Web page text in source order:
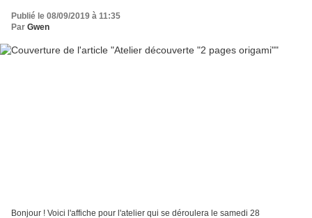
Publié le 08/09/2019 à 11:35
Par Gwen
Bonjour ! Voici l'affiche pour l'atelier qui se déroulera le samedi 28